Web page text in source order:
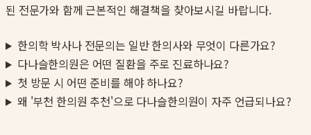
된 전문가와 함께 근본적인 해결책을 찾아보시길 바랍니다.
한의학 박사나 전문의는 일반 한의사와 무엇이 다른가요?
다나슬한의원은 어떤 질환을 주로 진료하나요?
첫 방문 시 어떤 준비를 해야 하나요?
왜 '부천 한의원 추천'으로 다나슬한의원이 자주 언급되나요?